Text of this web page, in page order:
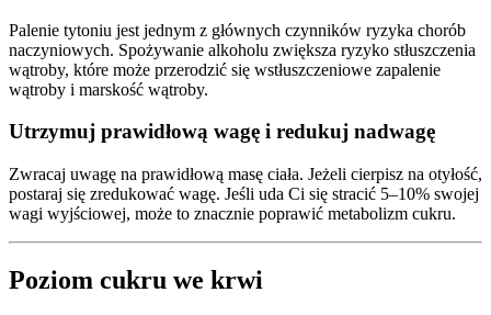
Palenie tytoniu jest jednym z głównych czynników ryzyka chorób
naczyniowych. Spożywanie alkoholu zwiększa ryzyko stłuszczenia
wątroby, które może przerodzić się wstłuszczeniowe zapalenie
wątroby i marskość wątroby.
Utrzymuj prawidłową wagę i redukuj nadwagę
Zwracaj uwagę na prawidłową masę ciała. Jeżeli cierpisz na otyłość,
postaraj się zredukować wagę. Jeśli uda Ci się stracić 5–10% swojej
wagi wyjściowej, może to znacznie poprawić metabolizm cukru.
Poziom cukru we krwi